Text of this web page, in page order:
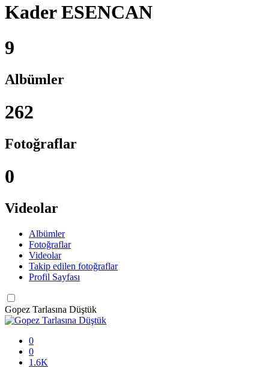
Kader ESENCAN
9
Albümler
262
Fotoğraflar
0
Videolar
Albümler
Fotoğraflar
Videolar
Takip edilen fotoğraflar
Profil Sayfası
Gopez Tarlasına Düştük
0
0
1.6K